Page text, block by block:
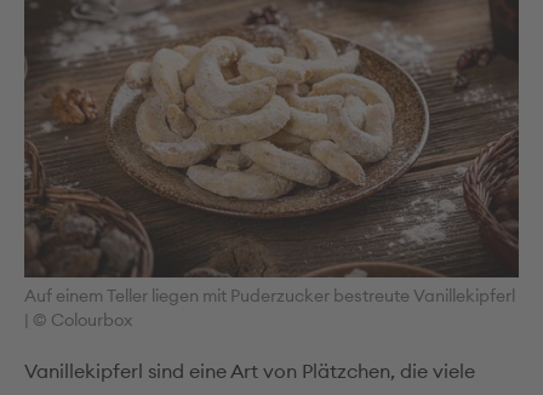
Auf einem Teller liegen mit Puderzucker bestreute Vanillekipferl
| © Colourbox
Vanillekipferl sind eine Art von Plätzchen, die viele